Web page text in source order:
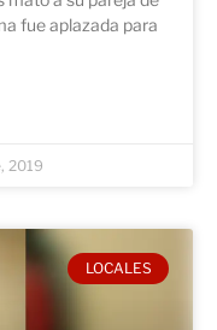
fue aplazada para
2019
LOCALES